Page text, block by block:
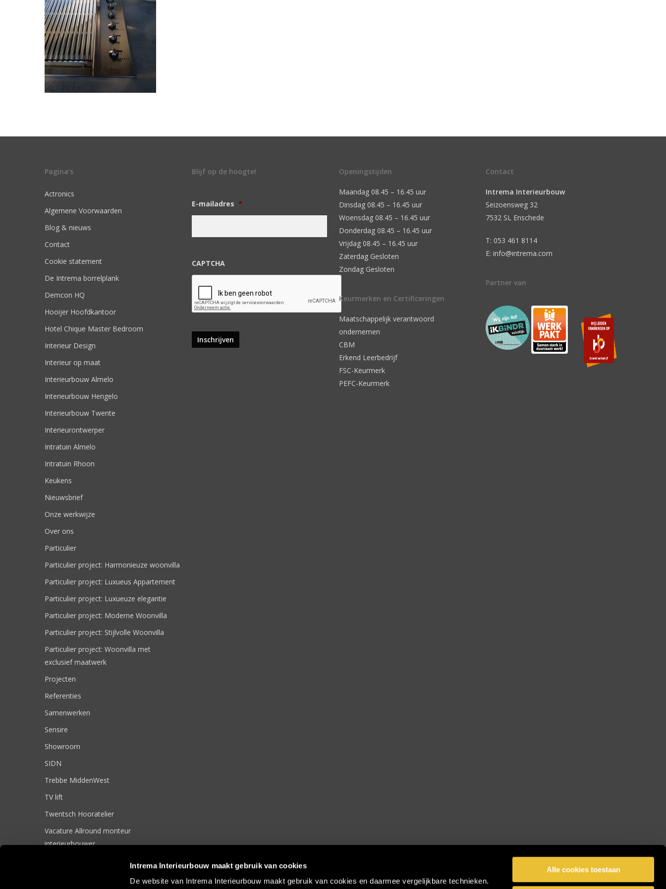
Intrema Interieurbouw maakt gebruik van cookies
De website van Intrema Interieurbouw maakt gebruik van cookies en daarmee vergelijkbare technieken.
Alle cookies toestaan
Pagina’s
Actronics
Algemene Voorwaarden
Blog & nieuws
Contact
Cookie statement
De Intrema borrelplank
Demcon HQ
Hooijer Hoofdkantoor
Hotel Chique Master Bedroom
Interieur Design
Interieur op maat
Interieurbouw Almelo
Interieurbouw Hengelo
Interieurbouw Twente
Interieurontwerper
Intratuin Almelo
Intratuin Rhoon
Keukens
Nieuwsbrief
Onze werkwijze
Over ons
Particulier
Particulier project: Harmonieuze woonvilla
Particulier project: Luxueus Appartement
Particulier project: Luxueuze elegantie
Particulier project: Moderne Woonvilla
Particulier project: Stijlvolle Woonvilla
Particulier project: Woonvilla met
exclusief maatwerk
Projecten
Referenties
Samenwerken
Sensire
Showroom
SIDN
Trebbe MiddenWest
TV lift
Twentsch Hooratelier
Vacature Allround monteur
interieurbouwer
Blijf op de hoogte!
E-mailadres *
CAPTCHA
Openingstijden
Maandag 08.45 – 16.45 uur
Dinsdag 08.45 – 16.45 uur
Woensdag 08.45 – 16.45 uur
Donderdag 08.45 – 16.45 uur
Vrijdag 08.45 – 16.45 uur
Zaterdag Gesloten
Zondag Gesloten
Keurmerken en Certificeringen
Maatschappelijk verantwoord
ondernemen
CBM
Erkend Leerbedrijf
FSC-Keurmerk
PEFC-Keurmerk
Contact
Intrema Interieurbouw
Seizoensweg 32
7532 SL Enschede
T: 053 461 8114
E: info@intrema.com
Partner van